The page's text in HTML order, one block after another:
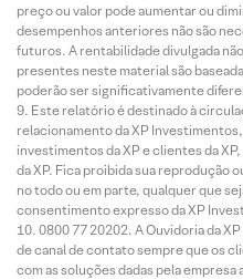
preço ou valor pode aumentar ou
desempenhos anteriores não são
futuros. A rentabilidade divulgada
presentes neste material são
poderão ser significativamente
Este relatório é destinado à
relacionamento da XP
investimentos da XP e clientes da
da XP. Fica proibida sua reprodução
no todo ou em parte, qualquer que
consentimento expresso da XP
0800 77 20202. A Ouvidoria da
de canal de contato sempre que os
com as soluções dadas pela